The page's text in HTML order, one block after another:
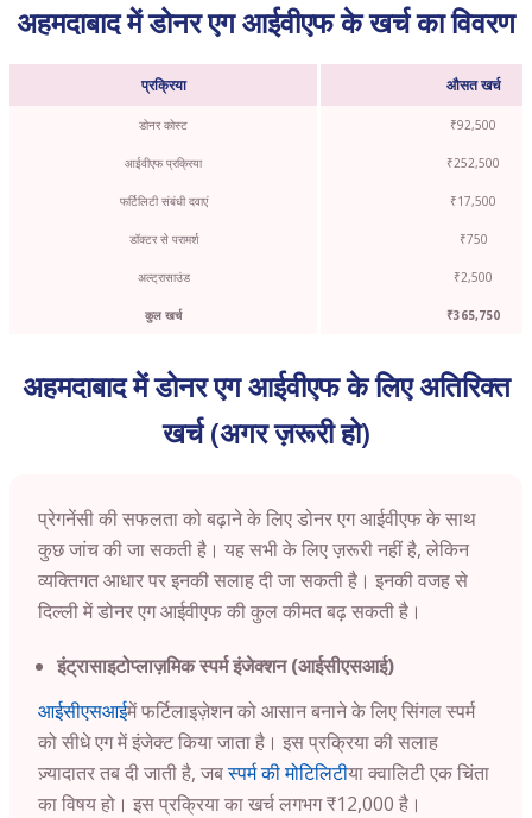
अहमदाबाद में डोनर एग आईवीएफ के खर्च का विवरण
प्रक्रिया औसत खर्च
डोनर कोस्ट ₹92,500
आईवीएफ प्रक्रिया ₹252,500
फर्टिलिटी संबंधी दवाएं ₹17,500
डॉक्टर से परामर्श ₹750
अल्ट्रासाउंड ₹2,500
कुल खर्च ₹365,750
अहमदाबाद में डोनर एग आईवीएफ के लिए अतिरिक्त
खर्च (अगर ज़रूरी हो)
प्रेगनेंसी की सफलता को बढ़ाने के लिए डोनर एग आईवीएफ के साथ
कुछ जांच की जा सकती है। यह सभी के लिए ज़रूरी नहीं है, लेकिन
व्यक्तिगत आधार पर इनकी सलाह दी जा सकती है। इनकी वजह से
दिल्ली में डोनर एग आईवीएफ की कुल कीमत बढ़ सकती है।
इंट्रासाइटोप्लाज़मिक स्पर्म इंजेक्शन (आईसीएसआई)
आईसीएसआईमें फर्टिलाइज़ेशन को आसान बनाने के लिए सिंगल स्पर्म
को सीधे एग में इंजेक्ट किया जाता है। इस प्रक्रिया की सलाह
ज़्यादातर तब दी जाती है, जबस्पर्म की मोटिलिटीया क्वालिटी एक चिंता
का विषय हो। इस प्रक्रिया का खर्च लगभग ₹12,000 है।